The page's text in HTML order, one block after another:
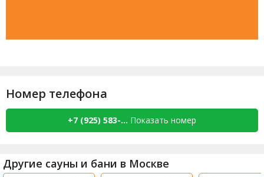
Номер телефона
+7 (925) 583-... Показать номер
Другие сауны и бани в Москве